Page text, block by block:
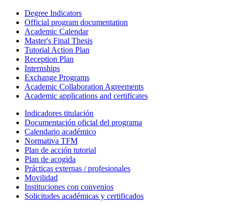
Degree Indicators
Official program documentation
Academic Calendar
Master's Final Thesis
Tutorial Action Plan
Reception Plan
Internships
Exchange Programs
Academic Collaboration Agreements
Academic applications and certificates
Indicadores titulación
Documentación oficial del programa
Calendario académico
Normativa TFM
Plan de acción tutorial
Plan de acogida
Prácticas externas / profesionales
Movilidad
Instituciones con convenios
Solicitudes académicas y certificados